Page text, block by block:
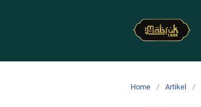
Home Artikel